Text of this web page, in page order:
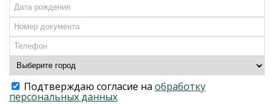
Подтверждаю согласие на обработку
персональных данных